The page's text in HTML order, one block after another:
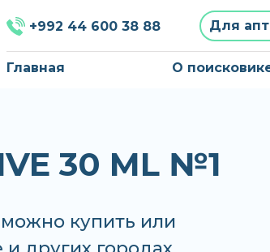
+992 44 600 38 88 Для
Главная О
30 ML №1
можно купить или